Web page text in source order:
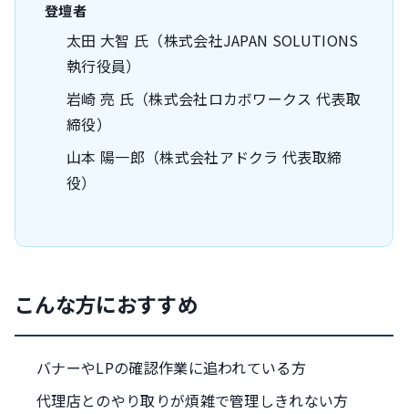
登壇者
太田 大智 氏（株式会社JAPAN SOLUTIONS
執行役員）
岩崎 亮 氏（株式会社ロカボワークス 代表取
締役）
山本 陽一郎（株式会社アドクラ 代表取締
役）
こんな方におすすめ
バナーやLPの確認作業に追われている方
代理店とのやり取りが煩雑で管理しきれない方